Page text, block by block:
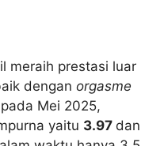
meraih prestasi luar
dengan orgasme
Mei 2025,
yaitu 3.97 dan